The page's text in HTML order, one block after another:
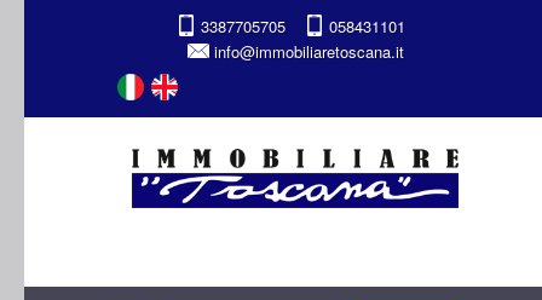
3387705705
058431101
info@immobiliaretoscana.it